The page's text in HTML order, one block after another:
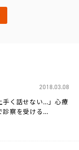
2018.03.08
手く話せない…」心療
診察を受ける…